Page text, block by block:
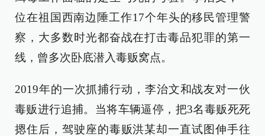
位在祖国西南边陲工作17个年头的移民管理警
察，大多数时光都奋战在打击毒品犯罪的第一
线，曾多次卧底潜入毒贩窝点。
2019年的一次抓捕行动，李治文和战友对一伙
毒贩进行追捕。当将车辆逼停，把3名毒贩死死
摁住后，驾驶座的毒贩洪某却一直试图伸手往